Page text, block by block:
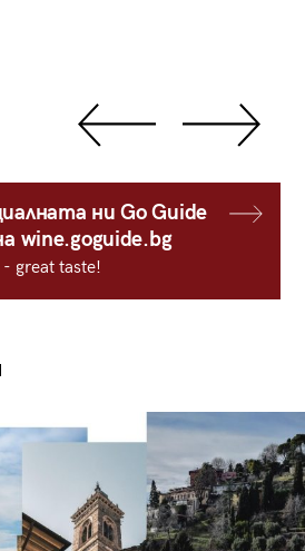
ни Go Guide
wine.goguide.bg
great taste!